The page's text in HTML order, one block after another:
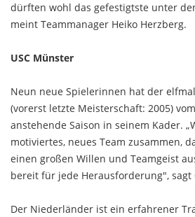
dürften wohl das gefestigtste unter
meint Teammanager Heiko Herzberg.
USC Münster
Neun neue Spielerinnen hat der
(vorerst letzte Meisterschaft: 2005)
anstehende Saison in seinem Kader.
motiviertes, neues Team zusammen,
einen großen Willen und Teamgeist
bereit für jede Herausforderung",
Der Niederländer ist ein erfahrener